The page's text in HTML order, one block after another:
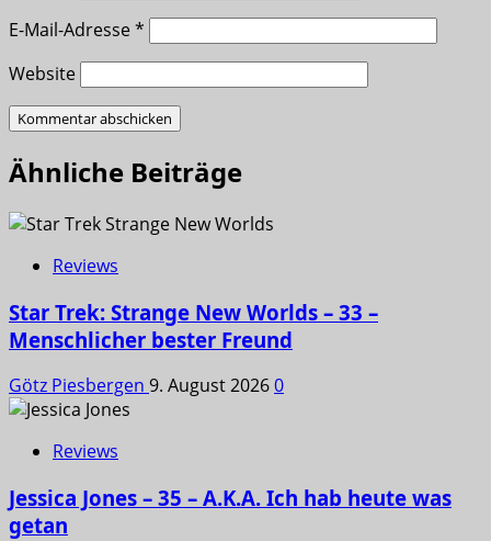
E-Mail-Adresse*
Website
Ähnliche Beiträge
Reviews
Star Trek: Strange New Worlds – 33 –
Menschlicher bester Freund
Götz Piesbergen 9. August 20260
Reviews
Jessica Jones – 35 – A.K.A. Ich hab heute was
getan